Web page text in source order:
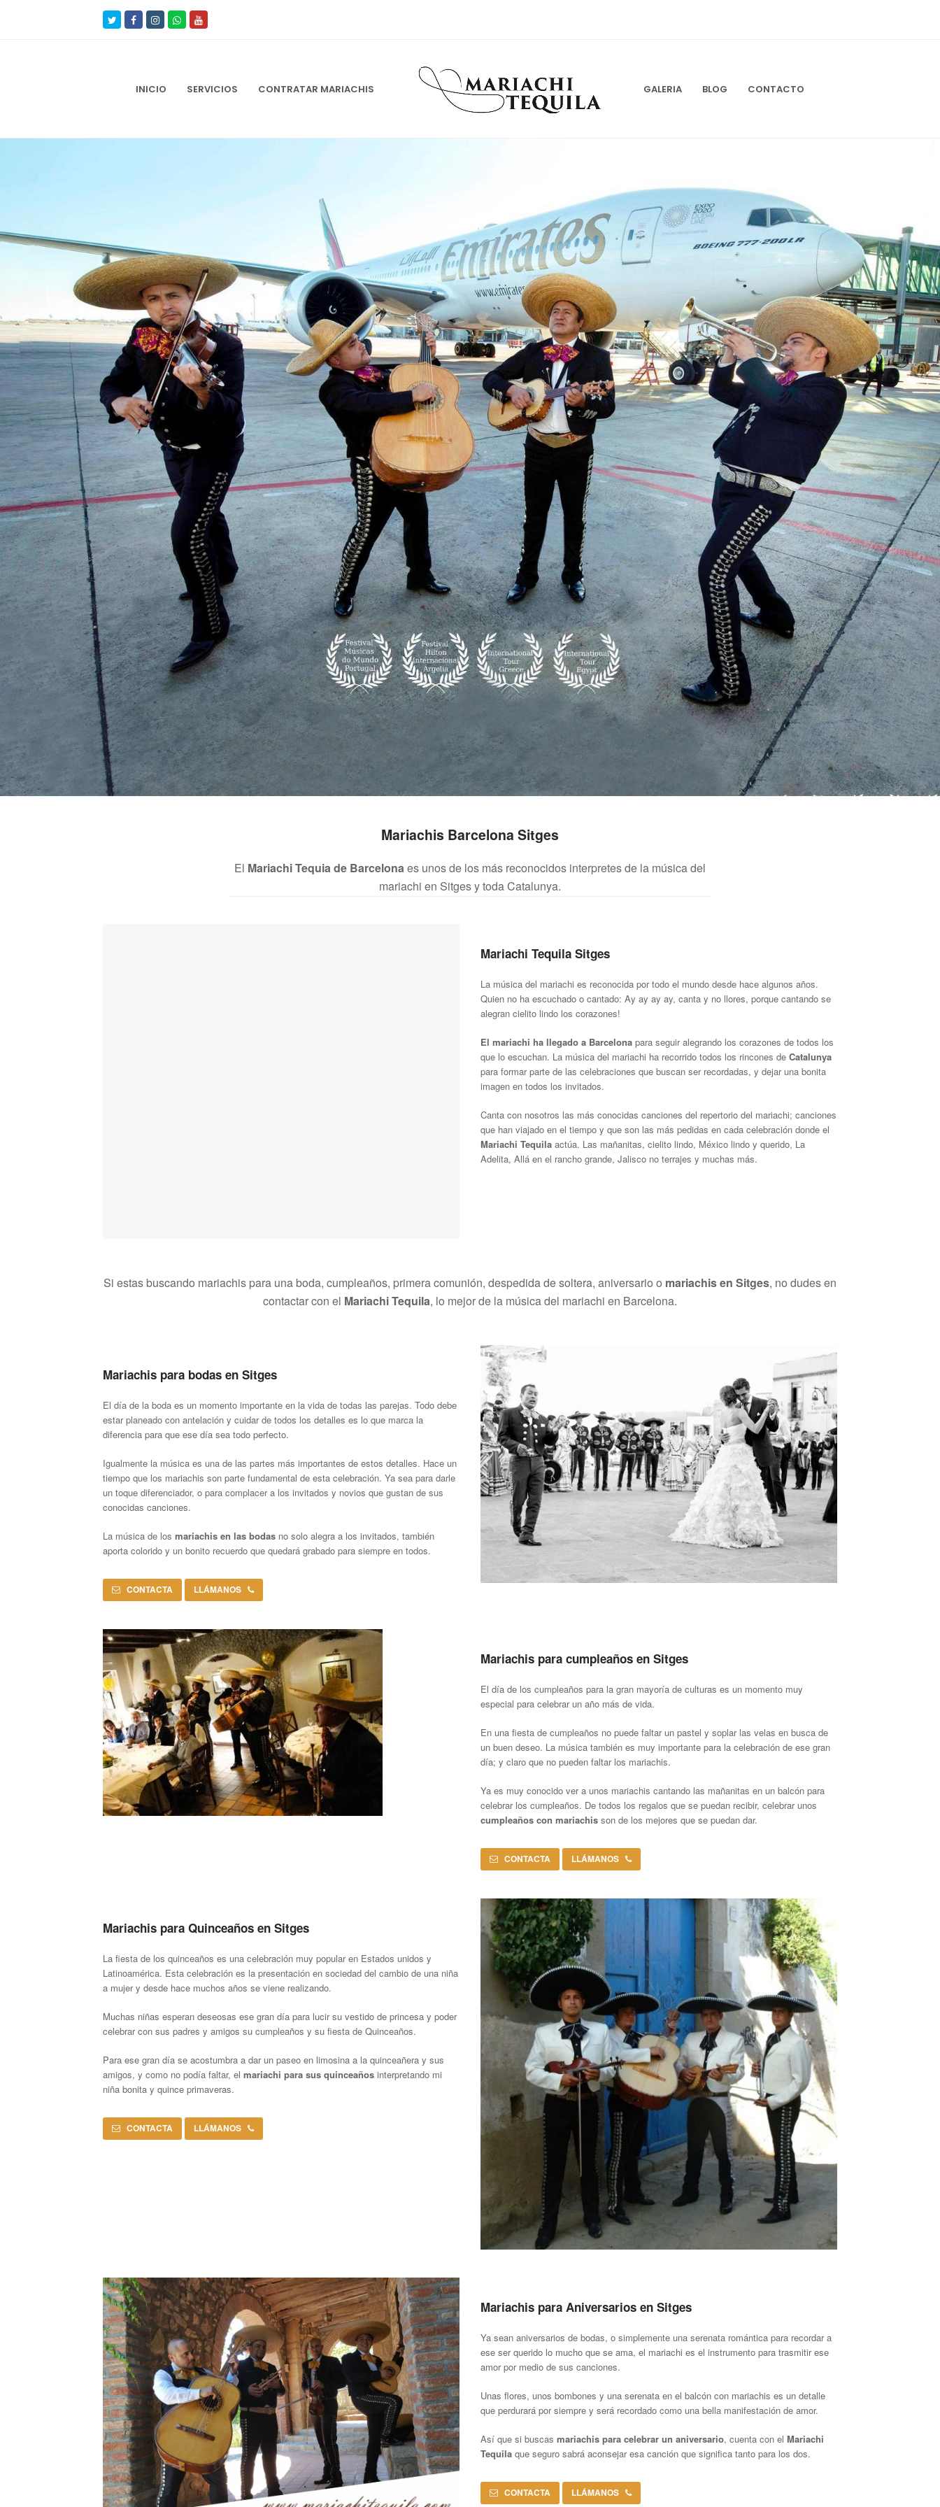
Twitter FacebookInstagramWhatsapp
INICIO SERVICIOS CONTRATAR MARIACHIS GALERIA BLOG CONTACTO
Mariachis Barcelona Sitges
El Mariachi Tequia de Barcelonaes unos de los más reconocidos interpretes de la música del
mariachi en Sitges y toda Catalunya.
Mariachi Tequila Sitges
La música del mariachi es reconocida por todo el mundo desde hace algunos años.
Quien no ha escuchado o cantado: Ay ay ay ay, canta y no llores, porque cantando se
alegran cielito lindo los corazones!
El mariachi ha llegado a Barcelona para seguir alegrando los corazones de todos los
que lo escuchan. La música del mariachi ha recorrido todos los rincones de Catalunya
para formar parte de las celebraciones que buscan ser recordadas, y dejar una bonita
imagen en todos los invitados.
Canta con nosotros las más conocidas canciones del repertorio del mariachi; canciones
que han viajado en el tiempo y que son las más pedidas en cada celebración donde el
Mariachi Tequila actúa. Las mañanitas, cielito lindo, México lindo y querido, La
Adelita, Allá en el rancho grande, Jalisco no terrajes y muchas más.
Si estas buscando mariachis para una boda, cumpleaños, primera comunión, despedida de soltera, aniversario o mariachis en Sitges, no dudes en
contactar con el Mariachi Tequila, lo mejor de la música del mariachi en Barcelona.
Mariachis para bodas en Sitges
El día de la boda es un momento importante en la vida de todas las parejas. Todo debe
estar planeado con antelación y cuidar de todos los detalles es lo que marca la
diferencia para que ese día sea todo perfecto.
Igualmente la música es una de las partes más importantes de estos detalles. Hace un
tiempo que los mariachis son parte fundamental de esta celebración. Ya sea para darle
un toque diferenciador, o para complacer a los invitados y novios que gustan de sus
conocidas canciones.
La música de los mariachis en las bodas no solo alegra a los invitados, también
aporta colorido y un bonito recuerdo que quedará grabado para siempre en todos.
CONTACTA LLÁMANOS
Mariachis para cumpleaños en Sitges
El día de los cumpleaños para la gran mayoría de culturas es un momento muy
especial para celebrar un año más de vida.
En una fiesta de cumpleaños no puede faltar un pastel y soplar las velas en busca de
un buen deseo. La música también es muy importante para la celebración de ese gran
día; y claro que no pueden faltar los mariachis.
Ya es muy conocido ver a unos mariachis cantando las mañanitas en un balcón para
celebrar los cumpleaños. De todos los regalos que se puedan recibir, celebrar unos
cumpleaños con mariachis son de los mejores que se puedan dar.
CONTACTA LLÁMANOS
Mariachis para Quinceaños en Sitges
La fiesta de los quinceaños es una celebración muy popular en Estados unidos y
Latinoamérica. Esta celebración es la presentación en sociedad del cambio de una niña
a mujer y desde hace muchos años se viene realizando.
Muchas niñas esperan deseosas ese gran día para lucir su vestido de princesa y poder
celebrar con sus padres y amigos su cumpleaños y su fiesta de Quinceaños.
Para ese gran día se acostumbra a dar un paseo en limosina a la quinceañera y sus
amigos, y como no podía faltar, el mariachi para sus quinceaños interpretando mi
niña bonita y quince primaveras.
CONTACTA LLÁMANOS
Mariachis para Aniversarios en Sitges
Ya sean aniversarios de bodas, o simplemente una serenata romántica para recordar a
ese ser querido lo mucho que se ama, el mariachi es el instrumento para trasmitir ese
amor por medio de sus canciones.
Unas flores, unos bombones y una serenata en el balcón con mariachis es un detalle
que perdurará por siempre y será recordado como una bella manifestación de amor.
Así que si buscas mariachis para celebrar un aniversario, cuenta con el Mariachi
Tequila que seguro sabrá aconsejar esa canción que significa tanto para los dos.
CONTACTA LLÁMANOS